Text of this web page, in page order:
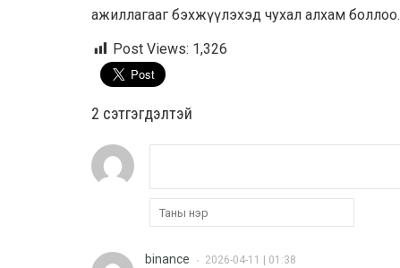
ажиллагааг бэхжүүлэхэд чухал алхам боллоо.
Post Views: 1,326
2 cэтгэгдэлтэй
binance • 2026-04-11 | 01:38